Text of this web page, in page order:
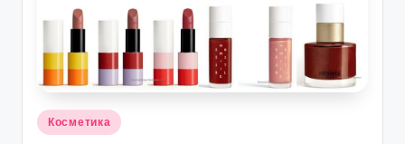
Опубликовано
Косметика